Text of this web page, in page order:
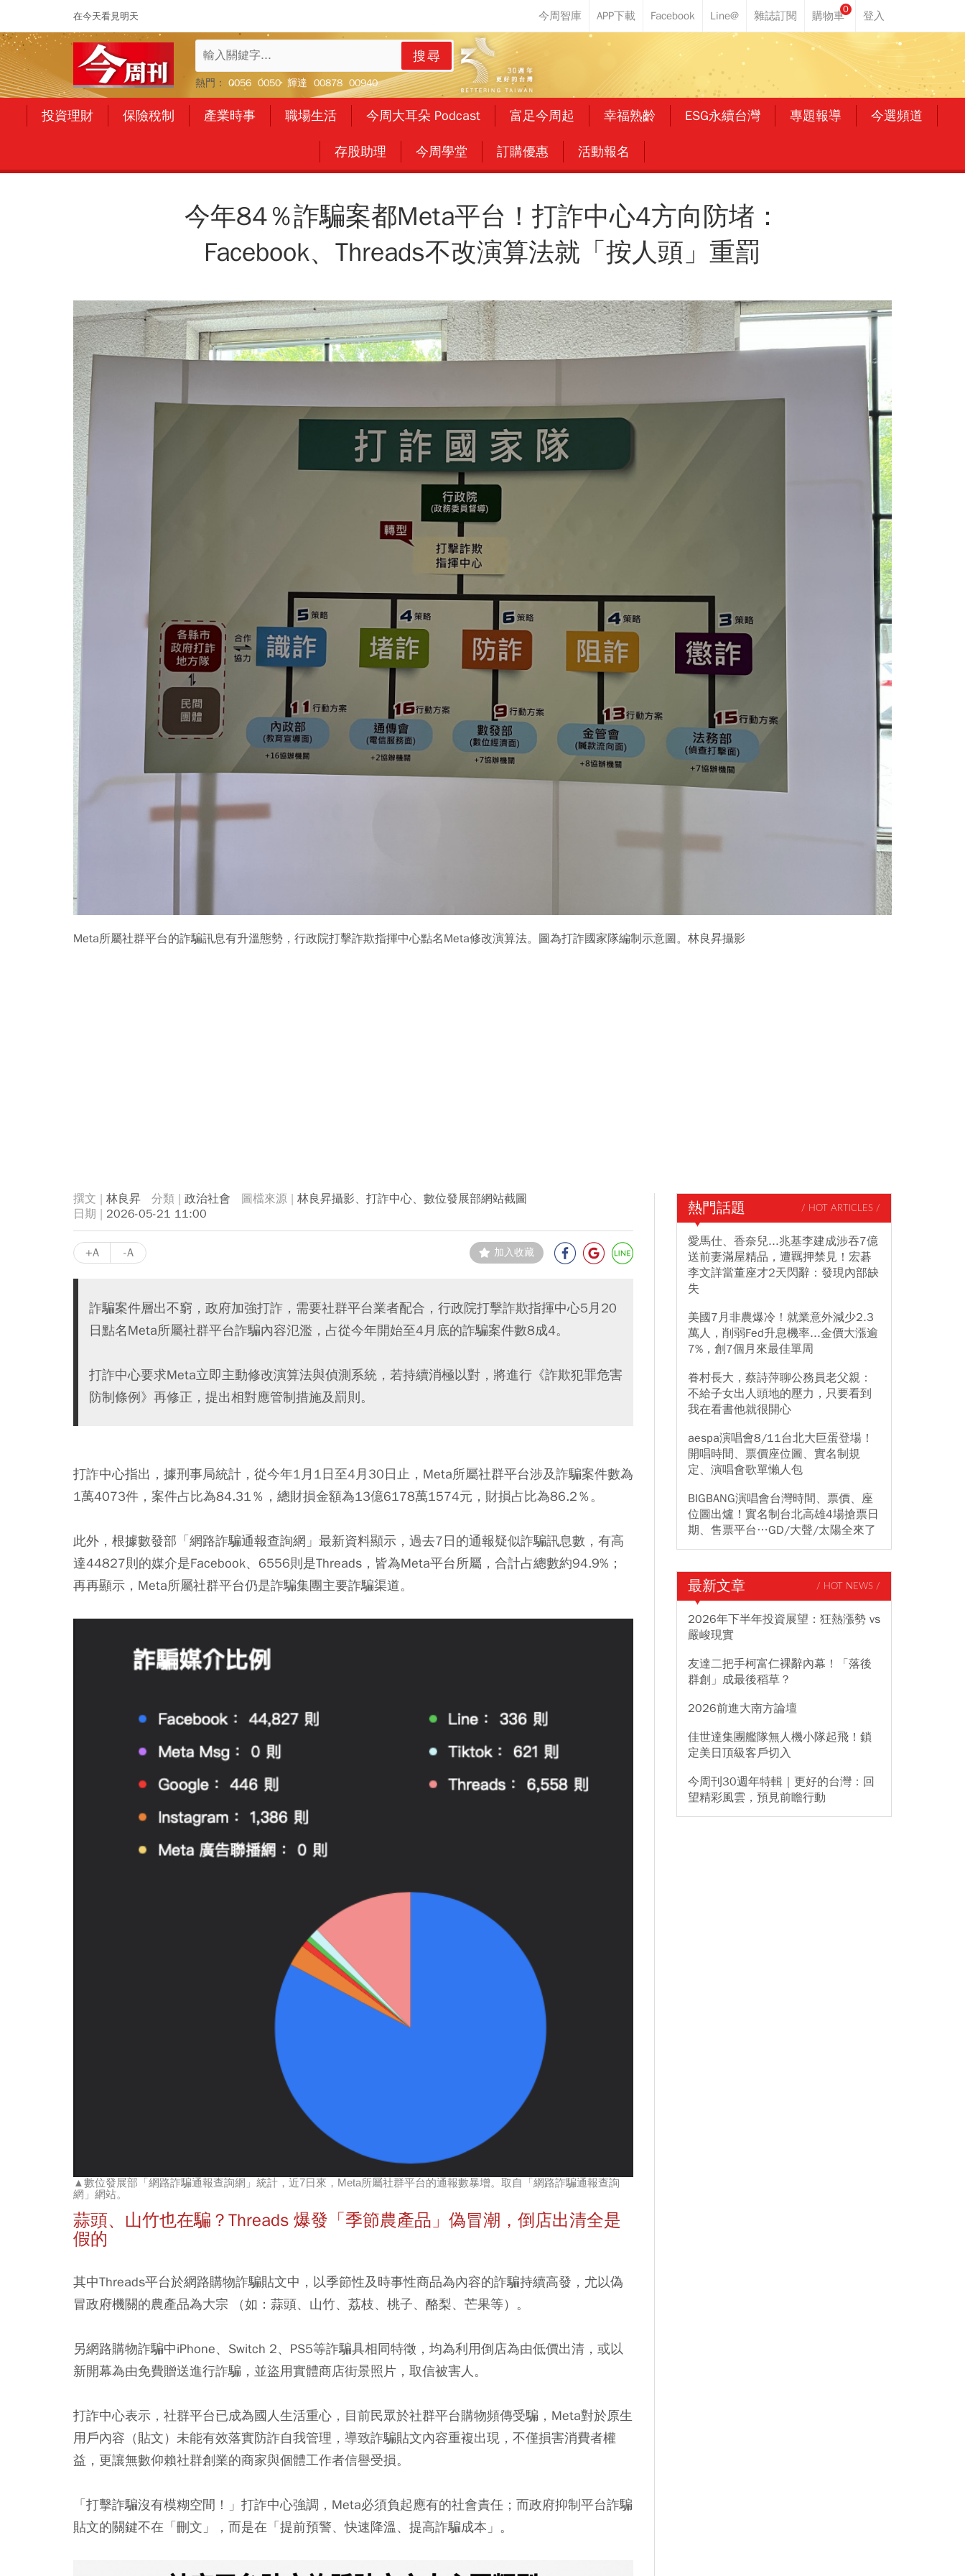
在今天看見明天
0
搜尋
熱門： 0056 0050 輝達 00878 00940
投資理財 保險稅制 產業時事 職場生活 今周大耳朵 Podcast 富足今周起 幸福熟齡 ESG永續台灣 專題報導 今選頻道
存股助理 今周學堂 訂購優惠 活動報名
今年84％詐騙案都Meta平台！打詐中心4方向防堵：
Facebook、Threads不改演算法就「按人頭」重罰
Meta所屬社群平台的詐騙訊息有升溫態勢，行政院打擊詐欺指揮中心點名Meta修改演算法。圖為打詐國家隊編制示意圖。林良昇攝影
林良昇 政治社會
林良昇攝影、打詐中心、數位發展部網站截圖
2026-05-21 11:00
+A -A 加入收藏
詐騙案件層出不窮，政府加強打詐，需要社群平台業者配合，行政院打擊詐欺指揮中心5月20
日點名Meta所屬社群平台詐騙內容氾濫，占從今年開始至4月底的詐騙案件數8成4。
打詐中心要求Meta立即主動修改演算法與偵測系統，若持續消極以對，將進行《詐欺犯罪危害
防制條例》再修正，提出相對應管制措施及罰則。
打詐中心指出，據刑事局統計，從今年1月1日至4月30日止，Meta所屬社群平台涉及詐騙案件數為
1萬4073件，案件占比為84.31％，總財損金額為13億6178萬1574元，財損占比為86.2％。
此外，根據數發部「網路詐騙通報查詢網」最新資料顯示，過去7日的通報疑似詐騙訊息數，有高
達44827則的媒介是Facebook、6556則是Threads，皆為Meta平台所屬，合計占總數約94.9%；
再再顯示，Meta所屬社群平台仍是詐騙集團主要詐騙渠道。
▲數位發展部「網路詐騙通報查詢網」統計，近7日來，Meta所屬社群平台的通報數暴增。取自「網路詐騙通報查詢
網」網站。
蒜頭、山竹也在騙？Threads 爆發「季節農產品」偽冒潮，倒店出清全是
假的
其中Threads平台於網路購物詐騙貼文中，以季節性及時事性商品為內容的詐騙持續高發，尤以偽
冒政府機關的農產品為大宗 （如：蒜頭、山竹、荔枝、桃子、酪梨、芒果等）。
另網路購物詐騙中iPhone、Switch 2、PS5等詐騙具相同特徵，均為利用倒店為由低價出清，或以
新開幕為由免費贈送進行詐騙，並盜用實體商店街景照片，取信被害人。
打詐中心表示，社群平台已成為國人生活重心，目前民眾於社群平台購物頻傳受騙，Meta對於原生
用戶內容（貼文）未能有效落實防詐自我管理，導致詐騙貼文內容重複出現，不僅損害消費者權
益，更讓無數仰賴社群創業的商家與個體工作者信譽受損。
「打擊詐騙沒有模糊空間！」打詐中心強調，Meta必須負起應有的社會責任；而政府抑制平台詐騙
貼文的關鍵不在「刪文」，而是在「提前預警、快速降溫、提高詐騙成本」。
熱門話題 / HOT ARTICLES /
愛馬仕、香奈兒...兆基李建成涉吞7億
送前妻滿屋精品，遭羈押禁見！宏碁
李文詳當董座才2天閃辭：發現內部缺
失
美國7月非農爆冷！就業意外減少2.3
萬人，削弱Fed升息機率...金價大漲逾
7%，創7個月來最佳單周
眷村長大，蔡詩萍聊公務員老父親：
不給子女出人頭地的壓力，只要看到
我在看書他就很開心
aespa演唱會8/11台北大巨蛋登場！
開唱時間、票價座位圖、實名制規
定、演唱會歌單懶人包
BIGBANG演唱會台灣時間、票價、座
位圖出爐！實名制台北高雄4場搶票日
期、售票平台…GD/大聲/太陽全來了
最新文章 / HOT NEWS /
2026年下半年投資展望：狂熱漲勢 vs
嚴峻現實
友達二把手柯富仁裸辭內幕！「落後
群創」成最後稻草？
2026前進大南方論壇
佳世達集團艦隊無人機小隊起飛！鎖
定美日頂級客戶切入
今周刊30週年特輯｜更好的台灣：回
望精彩風雲，預見前瞻行動